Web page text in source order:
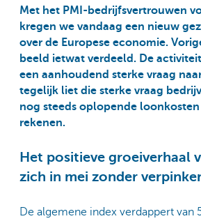
Met het PMI-bedrijfsvertrouwen
kregen we vandaag een nieuw
over de Europese economie.
beeld ietwat verdeeld. De
een aanhoudend sterke vraag
tegelijk liet die sterke vraag
nog steeds oplopende
rekenen.
Het positieve groeiverhaal
zich in mei zonder
De algemene index verdappert van